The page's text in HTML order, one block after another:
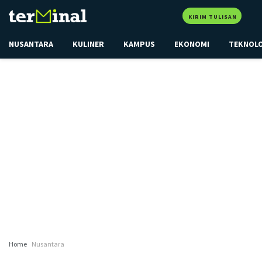
KIRIM TULISAN
NUSANTARA KULINER KAMPUS EKONOMI
Home Nusantara